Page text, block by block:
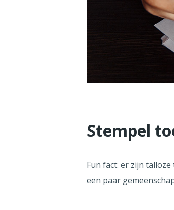
Stempel
Fun fact: er zijn
een paar